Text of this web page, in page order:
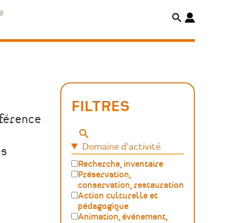
FILTRES
Mots-
clésDomaine d'activité
Recherche, inventaire
Préservation,
conservation, restauration
Action culturelle et
pédagogique
Animation, événement,